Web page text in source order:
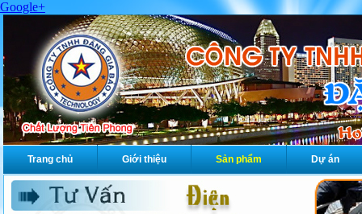
Google+
Trang chủ Giới thiệu Sản phẩm Dự án